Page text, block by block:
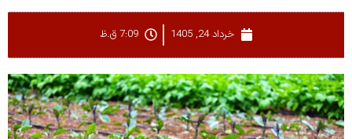
خرداد 24, 1405 7:09 ق.ظ